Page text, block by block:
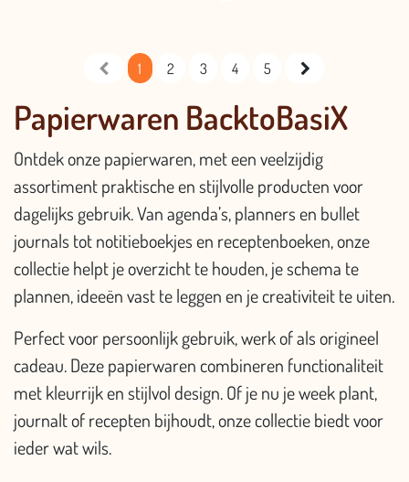
1 2 3 4 5
Papierwaren BacktoBasiX
Ontdek onze papierwaren, met een veelzijdig
assortiment praktische en stijlvolle producten voor
dagelijks gebruik. Van agenda’s, planners en bullet
journals tot notitieboekjes en receptenboeken, onze
collectie helpt je overzicht te houden, je schema te
plannen, ideeën vast te leggen en je creativiteit te uiten.
Perfect voor persoonlijk gebruik, werk of als origineel
cadeau. Deze papierwaren combineren functionaliteit
met kleurrijk en stijlvol design. Of je nu je week plant,
journalt of recepten bijhoudt, onze collectie biedt voor
ieder wat wils.